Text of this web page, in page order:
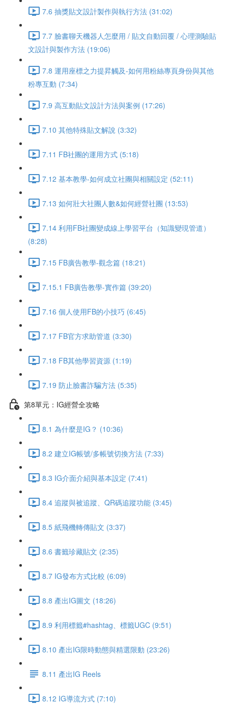
7.6 抽獎貼文設計製作與執行方法 (31:02)
7.7 臉書聊天機器人怎麼用 / 貼文自動回覆 / 心理測驗貼
文設計與製作方法 (19:06)
7.8 運用座標之力提昇觸及-如何用粉絲專頁身份與其他
粉專互動 (7:34)
7.9 高互動貼文設計方法與案例 (17:26)
7.10 其他特殊貼文解說 (3:32)
7.11 FB社團的運用方式 (5:18)
7.12 基本教學-如何成立社團與相關設定 (52:11)
7.13 如何壯大社團人數&如何經營社團 (13:53)
7.14 利用FB社團變成線上學習平台（知識變現管道）
(8:28)
7.15 FB廣告教學-觀念篇 (18:21)
7.15.1 FB廣告教學-實作篇 (39:20)
7.16 個人使用FB的小技巧 (6:45)
7.17 FB官方求助管道 (3:30)
7.18 FB其他學習資源 (1:19)
7.19 防止臉書詐騙方法 (5:35)
第8單元：IG經營全攻略
8.1 為什麼是IG？ (10:36)
8.2 建立IG帳號/多帳號切換方法 (7:33)
8.3 IG介面介紹與基本設定 (7:41)
8.4 追蹤與被追蹤、QR碼追蹤功能 (3:45)
8.5 紙飛機轉傳貼文 (3:37)
8.6 書籤珍藏貼文 (2:35)
8.7 IG發布方式比較 (6:09)
8.8 產出IG圖文 (18:26)
8.9 利用標籤#hashtag、標籤UGC (9:51)
8.10 產出IG限時動態與精選限動 (23:26)
8.11 產出IG Reels
8.12 IG導流方式 (7:10)